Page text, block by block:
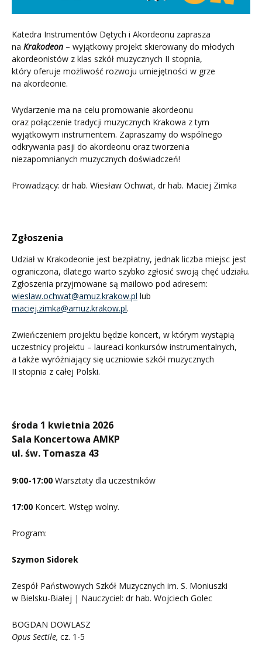
Katedra Instrumentów Dętych i Akordeonu zaprasza
na Krakodeon – wyjątkowy projekt skierowany do młodych
akordeonistów z klas szkół muzycznych II stopnia,
który oferuje możliwość rozwoju umiejętności w grze
na akordeonie.
Wydarzenie ma na celu promowanie akordeonu
oraz połączenie tradycji muzycznych Krakowa z tym
wyjątkowym instrumentem. Zapraszamy do wspólnego
odkrywania pasji do akordeonu oraz tworzenia
niezapomnianych muzycznych doświadczeń!
Prowadzący: dr hab. Wiesław Ochwat, dr hab. Maciej Zimka
Zgłoszenia
Udział w Krakodeonie jest bezpłatny, jednak liczba miejsc jest
ograniczona, dlatego warto szybko zgłosić swoją chęć udziału.
Zgłoszenia przyjmowane są mailowo pod adresem:
wieslaw.ochwat@amuz.krakow.pl lub
maciej.zimka@amuz.krakow.pl.
Zwieńczeniem projektu będzie koncert, w którym wystąpią
uczestnicy projektu – laureaci konkursów instrumentalnych,
a także wyróżniający się uczniowie szkół muzycznych
II stopnia z całej Polski.
środa 1 kwietnia 2026
Sala Koncertowa AMKP
ul. św. Tomasza 43
9:00-17:00 Warsztaty dla uczestników
17:00 Koncert. Wstęp wolny.
Program:
Szymon Sidorek
Zespół Państwowych Szkół Muzycznych im. S. Moniuszki
w Bielsku-Białej | Nauczyciel: dr hab. Wojciech Golec
BOGDAN DOWLASZ
Opus Sectile, cz. 1-5